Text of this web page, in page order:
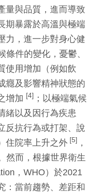
量與品質，進而導致
期暴露於高溫與極端
力，進一步對身心健
條件的變化，憂鬱、
使用增加（例如飲
癮及影響精神狀態的
增加 [4]
；以極端氣候
緒以及因行為疾患
反抗行為或打架、說
住院率上升之外 [5]
，
然而，根據世界衛生
，WHO）於2021
：當前趨勢、差距和